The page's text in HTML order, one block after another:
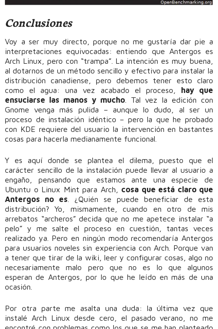
Conclusiones
Voy a ser muy directo, porque no me gustaría dar pie a
interpretaciones equivocadas: entiendo que Antergos es
Arch Linux, pero con “trampa”. La intención es muy buena,
al dotarnos de un método sencillo y efectivo para instalar la
distribución canadiense, pero debemos tener esto claro
como el agua: una vez acabado el proceso, hay que
ensuciarse las manos y mucho. Tal vez la edición con
Gnome venga más pulida – aunque lo dudo, al ser un
proceso de instalación idéntico – pero la que he probado
con KDE requiere del usuario la intervención en bastantes
cosas para hacerla medianamente funcional.
Y es aquí donde se plantea el dilema, puesto que el
carácter sencillo de la instalación puede llevar al usuario a
engaño, pensando que estamos ante una especie de
Ubuntu o Linux Mint para Arch, cosa que está claro que
Antergos no es . ¿Quién se puede beneficiar de esta
distribución? Yo, mismamente, cuando en otro de mis
arrebatos “archeros” decida que no me apetece instalar “a
pelo” y me salte el proceso en cuestión, tantas veces
realizado ya. Pero en ningún modo recomendaría Antergos
para usuarios noveles sin experiencia con Arch. Porque van
a tener que tirar de la wiki, leer y configurar cosas, algo no
necesariamente malo pero que no es lo que algunos
esperan de Antergos, por lo que he leído en más de una
ocasión.
Por otra parte me asalta una duda: la última vez que
instalé Arch Linux desde cero, el pasado verano, no me